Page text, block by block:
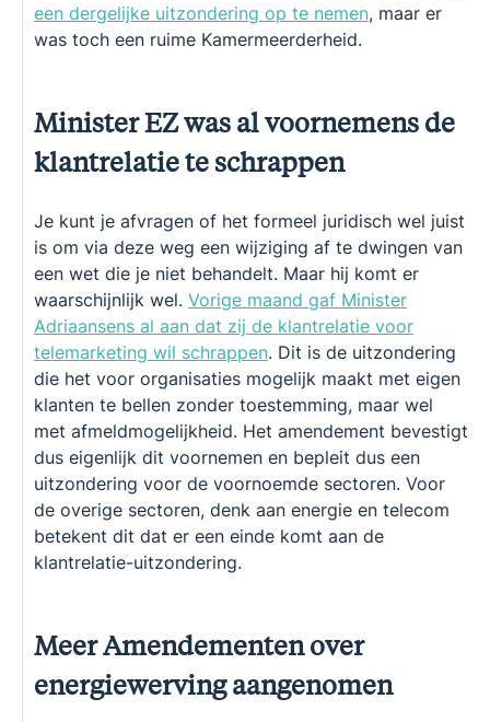
een dergelijke uitzondering op te nemen, maar er
was toch een ruime Kamermeerderheid.
Minister EZ was al voornemens de
klantrelatie te schrappen
Je kunt je afvragen of het formeel juridisch wel juist
is om via deze weg een wijziging af te dwingen van
een wet die je niet behandelt. Maar hij komt er
waarschijnlijk wel. Vorige maand gaf Minister
Adriaansens al aan dat zij de klantrelatie voor
telemarketing wil schrappen. Dit is de uitzondering
die het voor organisaties mogelijk maakt met eigen
klanten te bellen zonder toestemming, maar wel
met afmeldmogelijkheid. Het amendement bevestigt
dus eigenlijk dit voornemen en bepleit dus een
uitzondering voor de voornoemde sectoren. Voor
de overige sectoren, denk aan energie en telecom
betekent dit dat er een einde komt aan de
klantrelatie-uitzondering.
Meer Amendementen over
energiewerving aangenomen